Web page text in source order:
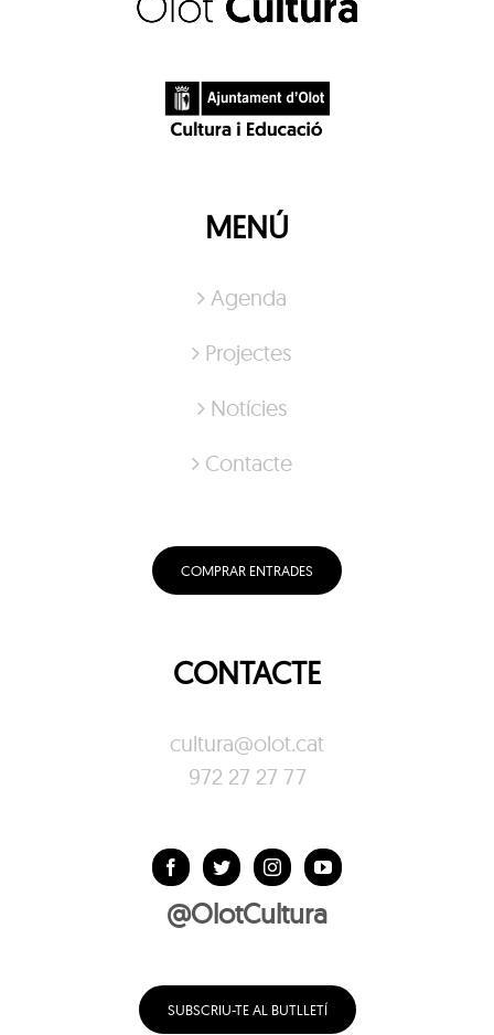
MENÚ
Agenda
Projectes
Notícies
Contacte
COMPRAR ENTRADES
CONTACTE
cultura@olot.cat
972 27 27 77
@OlotCultura
SUBSCRIU-TE AL BUTLLETÍ